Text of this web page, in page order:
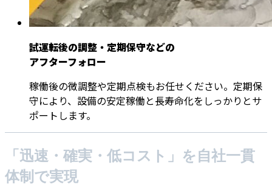
試運転後の調整・定期保守などの
アフターフォロー
稼働後の微調整や定期点検もお任せください。定期保
守により、設備の安定稼働と長寿命化をしっかりとサ
ポートします。
「迅速・確実・低コスト」を自社一貫
体制で実現